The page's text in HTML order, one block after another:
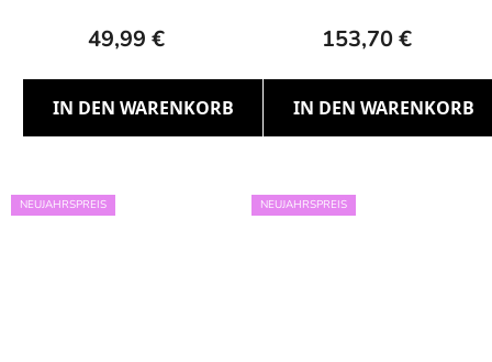
49,99 €
IN DEN WARENKORB
153,70 €
IN DEN WARENKORB
NEUJAHRSPREIS NEUJAHRSPREIS